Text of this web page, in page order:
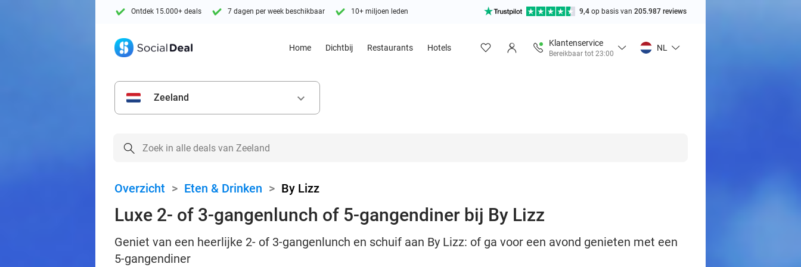
Ontdek 15.000+ deals 7 dagen per week beschikbaar 10+ miljoen leden 9,4 op basis van 205.987 reviews
Home Dichtbij Restaurants Hotels
Klantenservice
Bereikbaar tot 23:00
NL
Zeeland keyboard_arrow_down
Overzicht > Eten & Drinken > By Lizz
Luxe 2- of 3-gangenlunch of 5-gangendiner bij By Lizz
Geniet van een heerlijke 2- of 3-gangenlunch en schuif aan By Lizz: of ga voor een avond genieten met een
5-gangendiner